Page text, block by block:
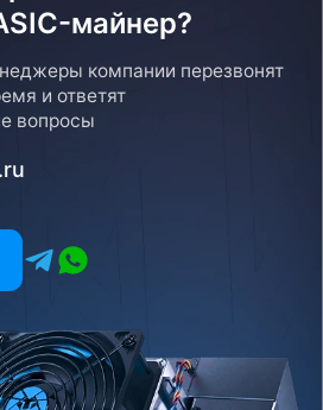
возврат товара, клиенту
с менеджером, который
Компании после
мы свяжемся с вами в
майнер?
компании перезвонят
и ответят
вопросы